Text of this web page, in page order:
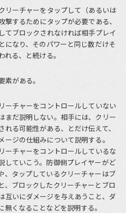
リーチャーをタップして（あるいは
するためにタップが必要である、
てブロックされなければ相手プレイ
になり、そのパワーと同じ数だけそ
る、と続ける。
がある。
ーチャーをコントロールしていない
まだ説明しない。相手には、クリー
る可能性がある、とだけ伝えて、
ージの仕組みについて説明する。
ーチャーをコントロールしているな
していこう。防御側プレイヤーがど
、タップしているクリーチャーはブ
、ブロックしたクリーチャーとブロ
互いにダメージを与えあうこと、ダ
無くなることなどを説明する。